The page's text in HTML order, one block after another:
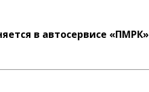
в автосервисе «ПМРК»